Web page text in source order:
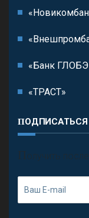
«Банк
«ТРАСТ»
ПОДПИСАТЬСЯ
П олучить